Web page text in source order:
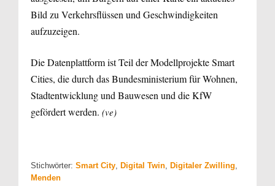
Bild zu Verkehrsflüssen und Geschwindigkeiten
aufzuzeigen.
Die Datenplattform ist Teil der Modellprojekte Smart
Cities, die durch das Bundesministerium für Wohnen,
Stadtentwicklung und Bauwesen und die KfW
gefördert werden. (ve)
Stichwörter: Smart City, Digital Twin, Digitaler Zwilling,
Menden